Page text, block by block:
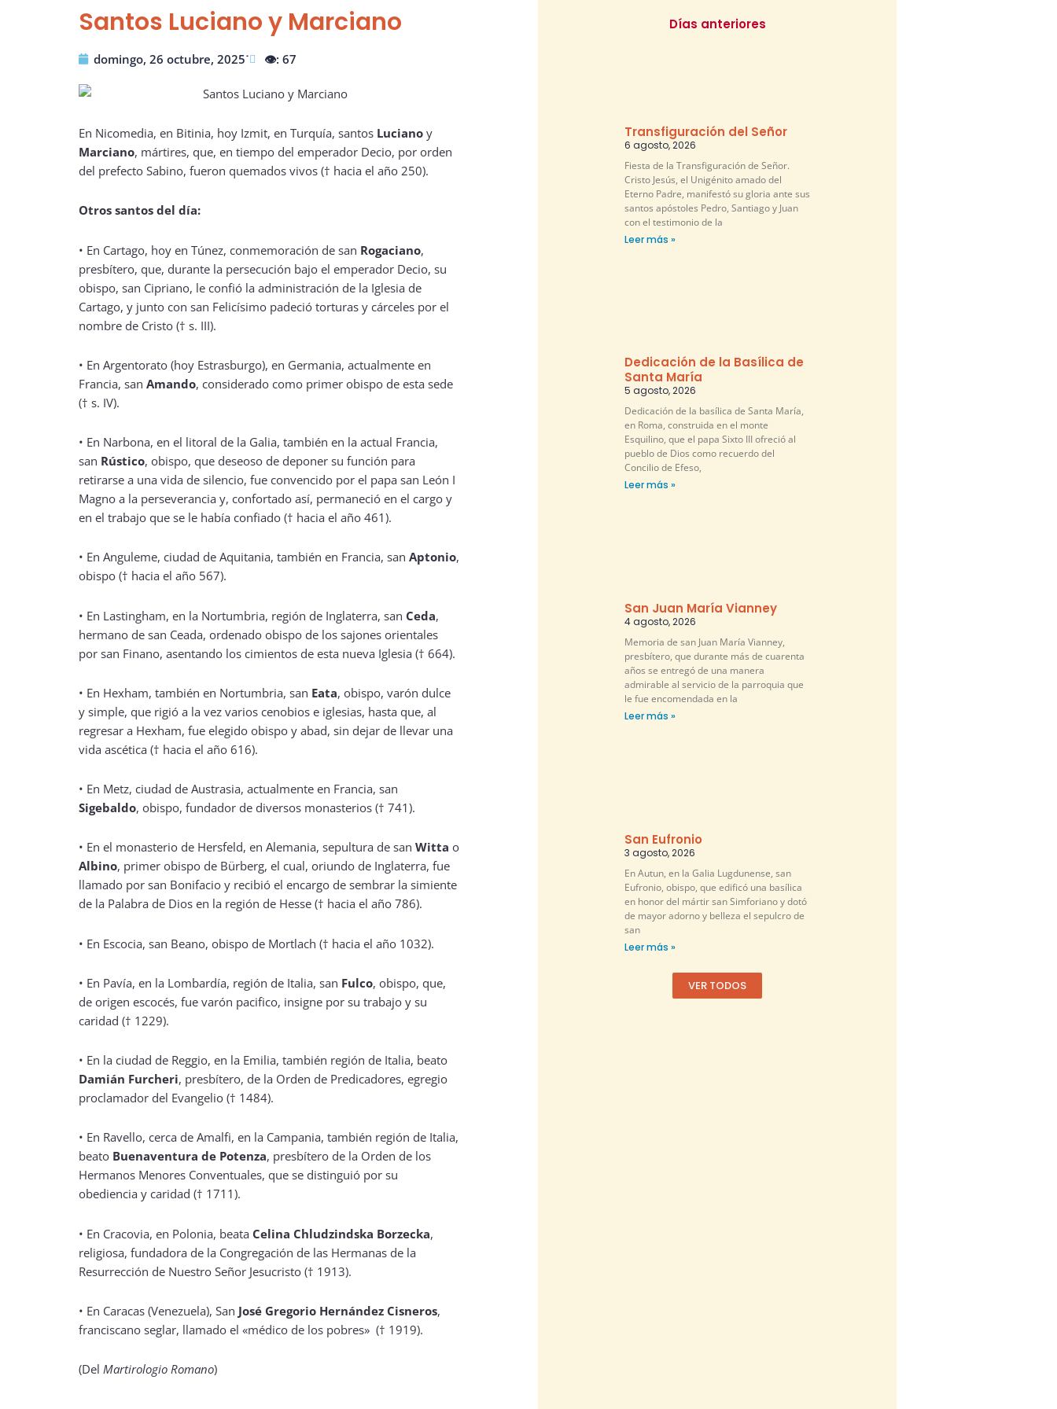
Santos Luciano y Marciano
domingo, 26 octubre, 2025˙ 👁️: 67
En Nicomedia, en Bitinia, hoy Izmit, en Turquía, santos Luciano y
Marciano, mártires, que, en tiempo del emperador Decio, por orden
del prefecto Sabino, fueron quemados vivos († hacia el año 250).
Otros santos del día:
• En Cartago, hoy en Túnez, conmemoración de san Rogaciano,
presbítero, que, durante la persecución bajo el emperador Decio, su
obispo, san Cipriano, le confió la administración de la Iglesia de
Cartago, y junto con san Felicísimo padeció torturas y cárceles por el
nombre de Cristo († s. III).
• En Argentorato (hoy Estrasburgo), en Germania, actualmente en
Francia, san Amando, considerado como primer obispo de esta sede
(† s. IV).
• En Narbona, en el litoral de la Galia, también en la actual Francia,
san Rústico, obispo, que deseoso de deponer su función para
retirarse a una vida de silencio, fue convencido por el papa san León I
Magno a la perseverancia y, confortado así, permaneció en el cargo y
en el trabajo que se le había confiado († hacia el año 461).
• En Anguleme, ciudad de Aquitania, también en Francia, san Aptonio,
obispo († hacia el año 567).
• En Lastingham, en la Nortumbria, región de Inglaterra, san Ceda,
hermano de san Ceada, ordenado obispo de los sajones orientales
por san Finano, asentando los cimientos de esta nueva Iglesia († 664).
• En Hexham, también en Nortumbria, san Eata, obispo, varón dulce
y simple, que rigió a la vez varios cenobios e iglesias, hasta que, al
regresar a Hexham, fue elegido obispo y abad, sin dejar de llevar una
vida ascética († hacia el año 616).
• En Metz, ciudad de Austrasia, actualmente en Francia, san
Sigebaldo, obispo, fundador de diversos monasterios († 741).
• En el monasterio de Hersfeld, en Alemania, sepultura de san Witta o
Albino, primer obispo de Bürberg, el cual, oriundo de Inglaterra, fue
llamado por san Bonifacio y recibió el encargo de sembrar la simiente
de la Palabra de Dios en la región de Hesse († hacia el año 786).
• En Escocia, san Beano, obispo de Mortlach († hacia el año 1032).
• En Pavía, en la Lombardía, región de Italia, san Fulco, obispo, que,
de origen escocés, fue varón pacifico, insigne por su trabajo y su
caridad († 1229).
• En la ciudad de Reggio, en la Emilia, también región de Italia, beato
Damián Furcheri, presbítero, de la Orden de Predicadores, egregio
proclamador del Evangelio († 1484).
• En Ravello, cerca de Amalfi, en la Campania, también región de Italia,
beato Buenaventura de Potenza, presbítero de la Orden de los
Hermanos Menores Conventuales, que se distinguió por su
obediencia y caridad († 1711).
• En Cracovia, en Polonia, beata Celina Chludzindska Borzecka,
religiosa, fundadora de la Congregación de las Hermanas de la
Resurrección de Nuestro Señor Jesucristo († 1913).
• En Caracas (Venezuela), San José Gregorio Hernández Cisneros,
franciscano seglar, llamado el «médico de los pobres» († 1919).
(Del Martirologio Romano)
Días anteriores
Transfiguración del Señor
6 agosto, 2026
Fiesta de la Transfiguración de Señor.
Cristo Jesús, el Unigénito amado del
Eterno Padre, manifestó su gloria ante sus
santos apóstoles Pedro, Santiago y Juan
con el testimonio de la
Leer más »
Dedicación de la Basílica de
Santa María
5 agosto, 2026
Dedicación de la basílica de Santa María,
en Roma, construida en el monte
Esquilino, que el papa Sixto III ofreció al
pueblo de Dios como recuerdo del
Concilio de Efeso,
Leer más »
San Juan María Vianney
4 agosto, 2026
Memoria de san Juan María Vianney,
presbítero, que durante más de cuarenta
años se entregó de una manera
admirable al servicio de la parroquia que
le fue encomendada en la
Leer más »
San Eufronio
3 agosto, 2026
En Autun, en la Galia Lugdunense, san
Eufronio, obispo, que edificó una basílica
en honor del mártir san Simforiano y dotó
de mayor adorno y belleza el sepulcro de
san
Leer más »
VER TODOS